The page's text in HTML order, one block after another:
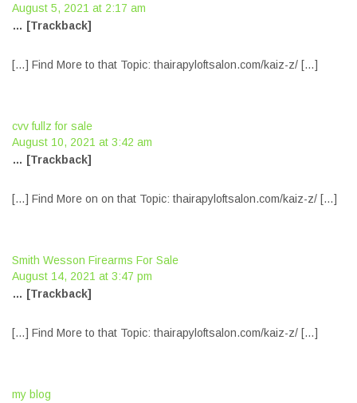
August 5, 2021 at 2:17 am
… [Trackback]
[…] Find More to that Topic: thairapyloftsalon.com/kaiz-z/ […]
cvv fullz for sale
August 10, 2021 at 3:42 am
… [Trackback]
[…] Find More on on that Topic: thairapyloftsalon.com/kaiz-z/ […]
Smith Wesson Firearms For Sale
August 14, 2021 at 3:47 pm
… [Trackback]
[…] Find More to that Topic: thairapyloftsalon.com/kaiz-z/ […]
my blog